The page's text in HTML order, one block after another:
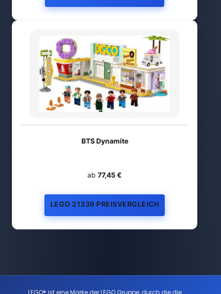
BTS Dynamite
ab 77,45 €
LEGO 21339 PREISVERGLEICH
LEGO® ist eine Marke der LEGO Gruppe, durch die die